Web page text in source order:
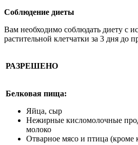
Соблюдение диеты
Вам необходимо соблюдать диету с
растительной клетчатки за 3 дня до
РАЗРЕШЕНО
Белковая пища:
Яйца, сыр
Нежирные кисломолочные
молоко
Отварное мясо и птица (кроме